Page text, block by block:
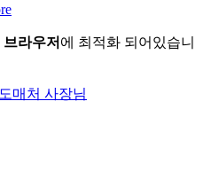
라우저 에 최적화 되어있습니
도매처 사장님